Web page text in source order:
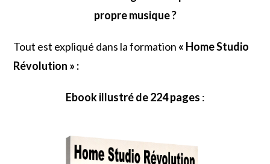
propre musique ?
Tout est expliqué dans la formation « Home Studio
Révolution » :
Ebook illustré de 224 pages :